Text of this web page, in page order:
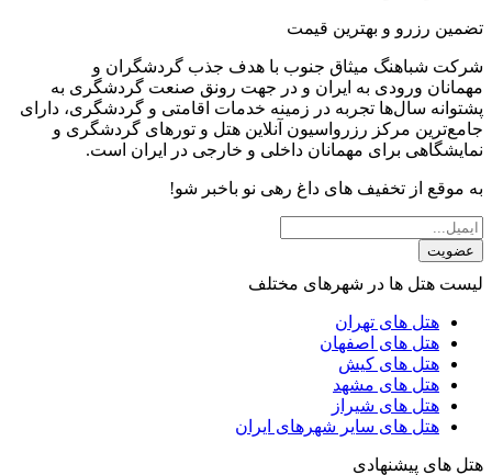
تضمین رزرو و بهترین قیمت
شرکت شباهنگ میثاق جنوب با هدف جذب گردشگران و
مهمانان ورودی به ایران و در جهت رونق صنعت گردشگری به
پشتوانه سال‌ها تجربه در زمینه خدمات اقامتی و گردشگری، دارای
جامع‌ترین مرکز رزرواسیون آنلاین هتل و تورهای گردشگری و
نمایشگاهی برای مهمانان داخلی و خارجی در ایران است.
به موقع از تخفیف های داغ رهی نو باخبر شو!
عضویت
لیست هتل ها در شهرهای مختلف
هتل های تهران
هتل های اصفهان
هتل های کیش
هتل های مشهد
هتل های شیراز
هتل های سایر شهرهای ایران
هتل های پیشنهادی